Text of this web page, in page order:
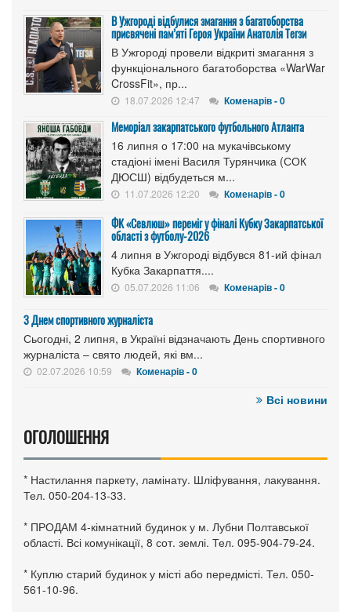
В Ужгороді відбулися змагання з багатоборства
присвячені пам’яті Героя України Анатолія Тегзи
В Ужгороді провели відкриті змагання з
функціонального багатоборства «WarWar
CrossFit», пр...
18.07.2026 12:47 Коменарів - 0
Меморіал закарпатського футбольного Атланта
16 липня о 17:00 на мукачівському
стадіоні імені Василя Турянчика (СОК
ДЮСШ) відбудеться м...
11.07.2026 12:20 Коменарів - 0
ФК «Севлюш» переміг у фіналі Кубку Закарпатської
області з футболу-2026
4 липня в Ужгороді відбувся 81-ий фінал
Кубка Закарпаття....
05.07.2026 11:06 Коменарів - 0
З Днем спортивного журналіста
Сьогодні, 2 липня, в Україні відзначають День спортивного
журналіста – свято людей, які вм...
02.07.2026 10:59 Коменарів - 0
Всі новини
ОГОЛОШЕННЯ
* Настилання паркету, ламінату. Шліфування, лакування.
Тел. 050-204-13-33.
* ПРОДАМ 4-кімнатний будинок у м. Лубни Полтавської
області. Всі комунікації, 8 сот. землі. Тел. 095-904-79-24.
* Куплю старий будинок у місті або передмісті. Тел. 050-
561-10-96.